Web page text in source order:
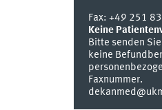
Fax: +49 251
Keine
Bitte senden
keine
Faxnummer.